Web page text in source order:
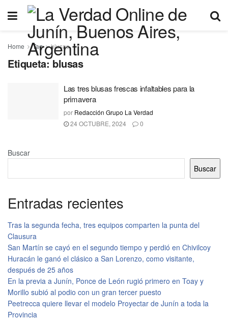
Home Tag blusas
Etiqueta:blusas
Las tres blusas frescas infaltables para la
primavera
por Redacción Grupo La Verdad
24 OCTUBRE, 2024
0
Buscar
Buscar
Entradas recientes
Tras la segunda fecha, tres equipos comparten la punta del
Clausura
San Martín se cayó en el segundo tiempo y perdió en Chivilcoy
Huracán le ganó el clásico a San Lorenzo, como visitante,
después de 25 años
En la previa a Junín, Ponce de León rugió primero en Toay y
Morillo subió al podio con un gran tercer puesto
Peetrecca quiere llevar el modelo Proyectar de Junín a toda la
Provincia